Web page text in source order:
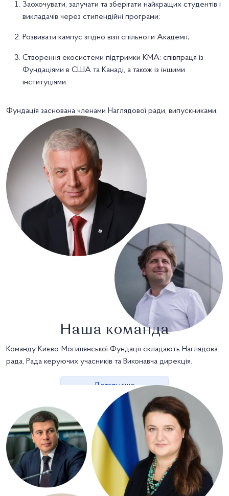
Заохочувати, залучати та зберігати найкращих студентів і
викладачів через стипендійні програми;
Розвивати кампус згідно візії спільноти Академії;
Створення екосистеми підтримки КМА: співпраця із
Фундаціями в США та Канаді, а також із іншими
інституціями.
Фундація заснована членами Наглядової ради, випускниками,
працівниками та Асоціацією випускників Києво-Могилянської
академії.
Наша команда
Команду Києво-Могилянської Фундації складають Наглядова
рада, Рада керуючих учасників та Виконавча дирекція.
Детальніше